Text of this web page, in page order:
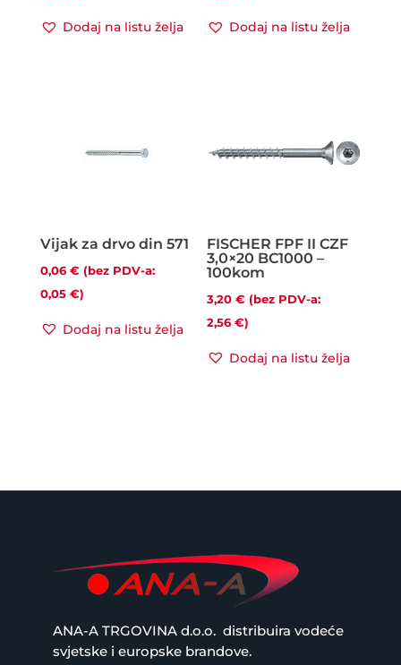
Dodaj na listu želja Dodaj na listu želja
Vijak za drvo din 571
0,06 € (bez PDV-a:
0,05 €)
Dodaj na listu želja
FISCHER FPF II CZF
3,0×20 BC1000 –
100kom
3,20€ (bez PDV-a:
2,56€)
Dodaj na listu želja
ANA-A TRGOVINA d.o.o. distribuira vodeće
svjetske i europske brandove.